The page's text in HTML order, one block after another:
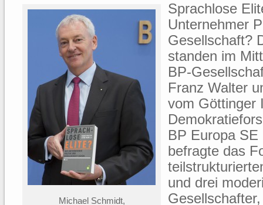
Michael Schmidt,
Sprachlose
Unternehmer
Gesellschaft?
standen im
BP-
Franz Walter
vom Göttinger
BP Europa
befragte das
und drei